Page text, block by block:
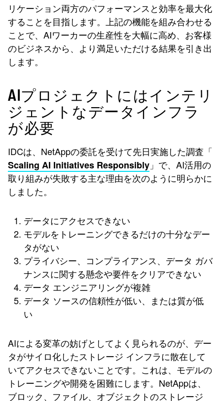
リケーション両方のパフォーマンスと効率を最大化
することを目指します。上記の機能を組み合わせる
ことで、AIワーカーの生産性を大幅に高め、お客様
のビジネスから、より満足いただける結果を引き出
します。
AIプロジェクトにはインテリ
ジェントなデータインフラ
が必要
IDCは、NetAppの委託を受けて先日実施した調査「
Scaling AI Initiatives Responsibly 」で、AI活用の
取り組みが失敗する主な理由を次のように明らかに
しました。
データにアクセスできない
モデルをトレーニングできるだけの十分なデー
タがない
プライバシー、コンプライアンス、データ ガバ
ナンスに関する懸念や要件をクリアできない
データ エンジニアリングが複雑
データ ソースの信頼性が低い、または質が低
い
AIによる変革の妨げとしてよく見られるのが、デー
タがサイロ化したストレージ インフラに散在して
いてアクセスできないことです。これは、モデルの
トレーニングや開発を困難にします。NetAppは、
ブロック、ファイル、オブジェクトのストレージ